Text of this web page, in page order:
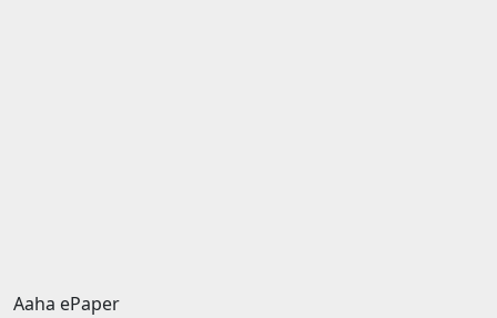
Aaha ePaper